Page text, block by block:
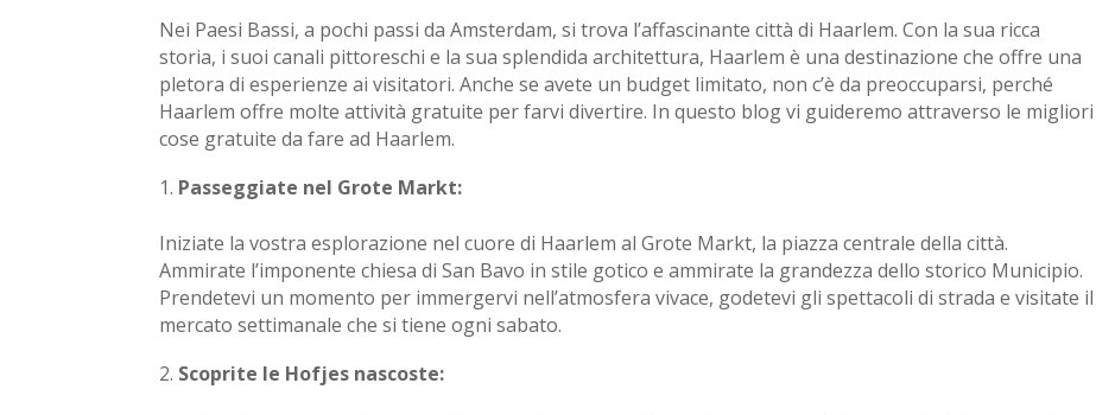
Nei Paesi Bassi, a pochi passi da Amsterdam, si trova l’affascinante città di Haarlem. Con la sua ricca
storia, i suoi canali pittoreschi e la sua splendida architettura, Haarlem è una destinazione che offre una
pletora di esperienze ai visitatori. Anche se avete un budget limitato, non c’è da preoccuparsi, perché
Haarlem offre molte attività gratuite per farvi divertire. In questo blog vi guideremo attraverso le migliori
cose gratuite da fare ad Haarlem.
Passeggiate nel Grote Markt:
Iniziate la vostra esplorazione nel cuore di Haarlem al Grote Markt, la piazza centrale della città.
Ammirate l’imponente chiesa di San Bavo in stile gotico e ammirate la grandezza dello storico Municipio.
Prendetevi un momento per immergervi nell’atmosfera vivace, godetevi gli spettacoli di strada e visitate il
mercato settimanale che si tiene ogni sabato.
Scoprite le Hofjes nascoste: